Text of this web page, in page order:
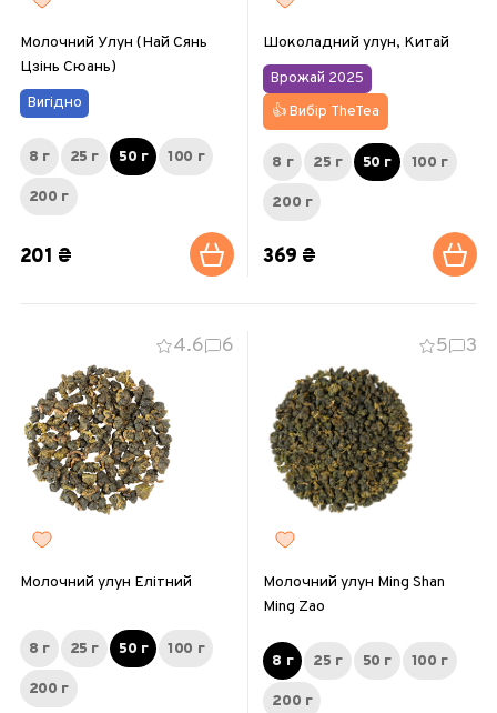
Молочний Улун (Най Сянь
Цзінь Сюань)
Вигідно
8 г 25 г 50 г 100 г
200 г
201 ₴
Шоколадний улун, Китай
Врожай 2025
👍 Вибір TheTea
8 г 25 г 50 г 100 г
200 г
369 ₴
4.6 6
Молочний улун Елітний
8 г 25 г 50 г 100 г
200 г
5 3
Молочний улун Ming Shan
Ming Zao
8 г 25 г 50 г 100 г
200 г